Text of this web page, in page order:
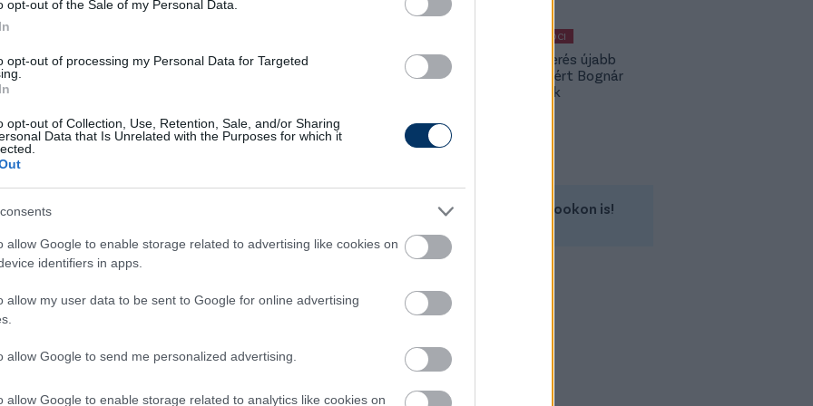
opt-out of the Sale of my Personal Data.
opt-out of processing my Personal Data for Targeted
opt-out of Collection, Use, Retention, Sale, and/or Sharing
Data that Is Unrelated with the Purposes for which it
allow Google to enable storage related to advertising like cookies on
identifiers in apps.
allow my user data to be sent to Google for online advertising
allow Google to send me personalized advertising.
allow Google to enable storage related to analytics like cookies on
- írta a közösségi oldalon a futballista.
?igshid=1hpc4pzfvbvyp
a DVSC kezdőcsapatának újra, a 33
végződött (1-6) bajnokin állhatott
majd a Kisvárda, a ZTE és a Honvéd
nem lehetett panasz,
a forduló válogatottjába.
MAGYAR FOCI
A Fradi-verés újabb
kispadot ért Bognár
Györgynek
Kövess minket a Facebookon is!